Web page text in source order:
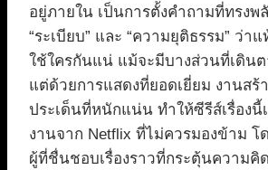
อยู่ภายใน เป็นการตั้งคำถามที่ทรงพ
“ระเบียบ” และ “ความยุติธรรม” ว่า
ใช้ใครกันแน่ แม้จะมีบางส่วนที่เดินต
แต่ด้วยการแสดงที่ยอดเยี่ยม งานสร้
ประเด็นที่หนักแน่น ทำให้ซีรีส์เรื่องนี้
งานจาก Netflix ที่ไม่ควรมองข้าม โ
ผู้ที่ชื่นชอบเรื่องราวที่กระตุ้นความคิ